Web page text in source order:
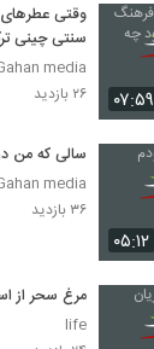
۰۷:۵۹
وقتی
سنتی چینی
افتد؟
media
۲۶ بازدید
۰۵:۱۲
سالی که من
media
۳۶ بازدید
مرغ سحر از
life